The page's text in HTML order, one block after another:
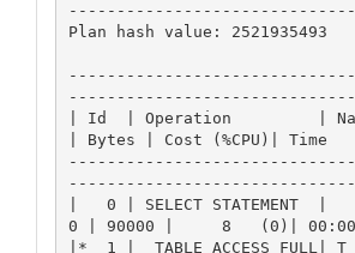
Plan hash value: 2521935493
| Id  | Operation         |
| Bytes | Cost (%CPU)| Time
|   0 | SELECT STATEMENT
0 | 90000 |     8   (0)|
|*  1 |  TABLE ACCESS FULL|